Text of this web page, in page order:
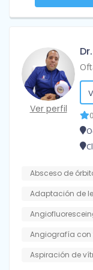
Ver perfil
Absceso de
Adaptación de
Angiografía con
Aspiración de